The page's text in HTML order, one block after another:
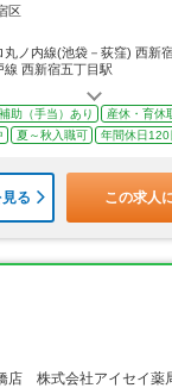
区
丸ノ内線(池袋－荻窪) 西新
線 西新宿五丁目駅
助（手当）あり 産休・育休
夏～秋入職可 年間休日120
る この求人
株式会社アイセイ薬